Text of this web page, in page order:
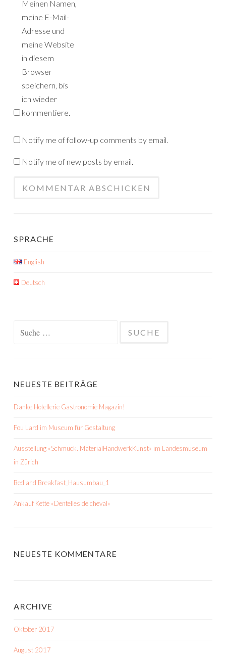
Meinen Namen,
meine E-Mail-
Adresse und
meine Website
in diesem
Browser
speichern, bis
ich wieder
kommentiere.
Notify me of follow-up comments by email.
Notify me of new posts by email.
SPRACHE
English
Deutsch
NEUESTE BEITRÄGE
Danke Hotellerie Gastronomie Magazin!
Fou Lard im Museum für Gestaltung
Ausstellung «Schmuck. MaterialHandwerkKunst» im Landesmuseum
in Zürich
Bed and Breakfast_Hausumbau_1
Ankauf Kette «Dentelles de cheval»
NEUESTE KOMMENTARE
ARCHIVE
Oktober 2017
August 2017